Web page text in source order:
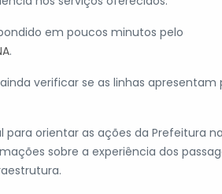
em poucos minutos pelo
.
verificar se as linhas apresentam
orientar as ações da Prefeitura
sobre a experiência dos